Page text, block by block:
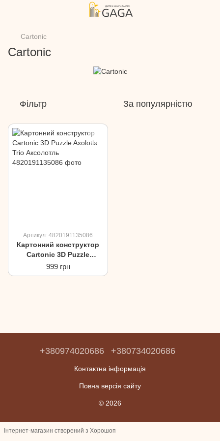
Cartonic
Cartonic
Фільтр За популярністю
Артикул: 4820191135086
Картонний конструктор
Cartonic 3D Puzzle
Axolotls Trio Аксолотль
999 грн
+380974020686 +380734020686
Контактна інформація
Повна версія сайту
© 2026
Інтернет-магазин створений з Хорошоп